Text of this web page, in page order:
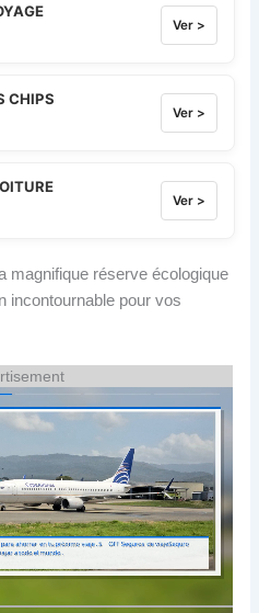
Ver >
CHIPS
Ver >
Ver >
magnifique réserve écologique
incontournable pour vos